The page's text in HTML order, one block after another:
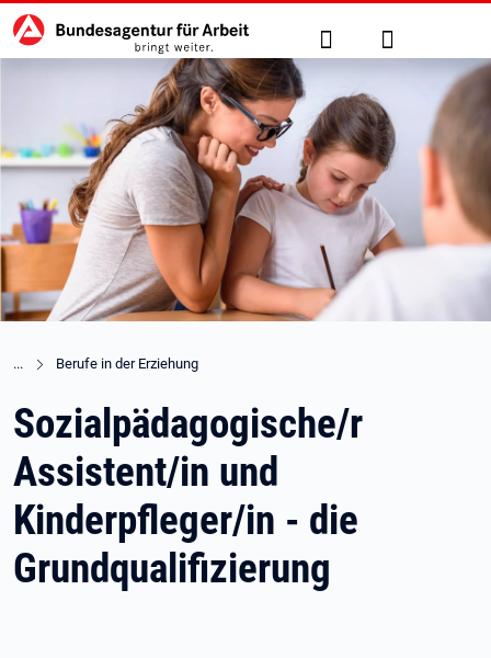
zu den Hauptinhalten springen
Hauptnavigation Suche Anmelden
Berufe in der Erziehung
Sozialpädagogische/r
Assistent/in und
Kinderpfleger/in - die
Grundqualifizierung